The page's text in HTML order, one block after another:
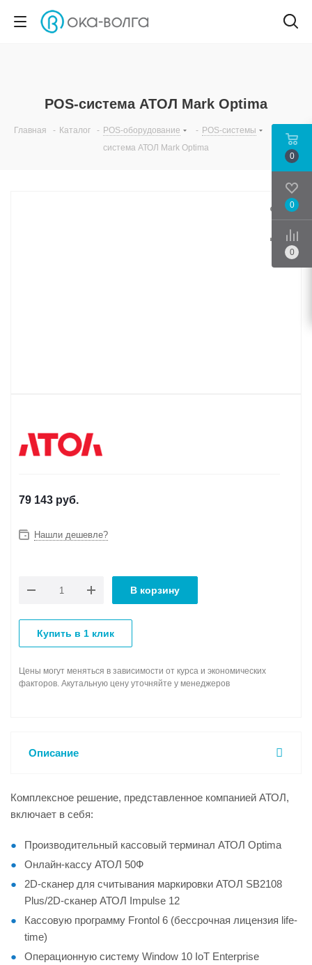
POS-система АТОЛ Mark Optima
Главная - Каталог - POS-оборудование - POS-системы
система АТОЛ Mark Optima
79 143 руб.
Нашли дешевле?
В корзину
Купить в 1 клик
Цены могут меняться в зависимости от курса и экономических
факторов. Акутальную цену уточняйте у менеджеров
Описание
Комплексное решение, представленное компанией АТОЛ,
включает в себя:
Производительный кассовый терминал АТОЛ Optima
Онлайн-кассу АТОЛ 50Ф
2D-сканер для считывания маркировки АТОЛ SB2108
Plus/2D-сканер АТОЛ Impulse 12
Кассовую программу Frontol 6 (бессрочная лицензия life-
time)
Операционную систему Window 10 IoT Enterprise
0
0
0